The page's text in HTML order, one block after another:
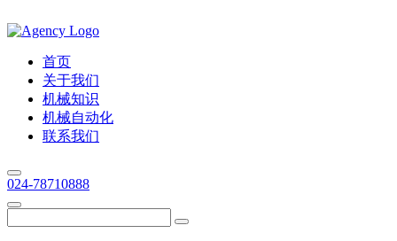
首页
关于我们
机械知识
机械自动化
联系我们
024-78710888